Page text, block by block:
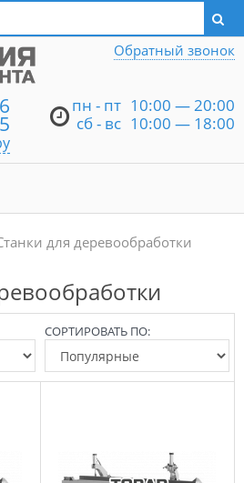
Написать директору
пн - пт 10:00 — 20:00
сб - вс 10:00 — 18:00
Обратный звонок
для деревообработки
СОРТИРОВАТЬ ПО: